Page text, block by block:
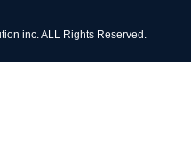
inc. ALL Rights Reserved.